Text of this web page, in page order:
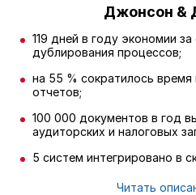
Джонсон &
119 дней в году экономии
дублирования процессов;
на 55 % сократилось время
отчетов;
100 000 документов в год
аудиторских и налоговых
5 систем интегрировано в
Читать